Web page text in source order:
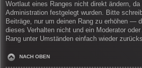
Wortlaut eines Ranges nicht direkt ändern,
Administration festgelegt wurden. Bitte
Beiträge, nur um deinen Rang zu erhöhen —
dieses Verhalten nicht und ein Moderator
Rang unter Umständen einfach wieder
NACH OBEN